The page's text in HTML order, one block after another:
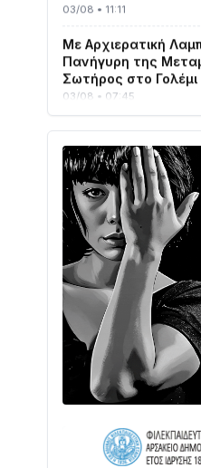
Πανήγυρη της
Σωτήρος στο Γολέμι
03/08 • 07:45
Ενισχύεται η
Δήμο Αγρινίου με
οχήματα
02/08 • 18:26
Διαβάστε την
κυκλοφορεί
31/07 • 08:16
Δωρίδα για Όλους:
των νερών στην
28/07 • 21:46
Διαβάστε την
κυκλοφορεί
24/07 • 11:31
ΕΚΤΑΚΤΟ –
ΣΤΗΝ
ΑΓΙΟ ΗΛΙΑ ΠΡΙΝ ΤΗ
24/07 • 11:03